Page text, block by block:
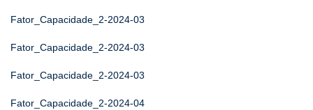
Fator_Capacidade_2-2024-03
Fator_Capacidade_2-2024-03
Fator_Capacidade_2-2024-03
Fator_Capacidade_2-2024-04